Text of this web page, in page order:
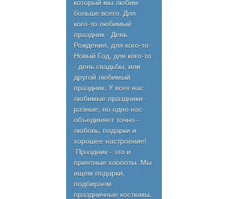
который мы любим
больше всего. Для
кого-то любимый
праздник - День
Рождения, для кого-то -
Новый Год, для кого-то
- день свадьбы, или
другой любимый
праздник. У всех нас
любимые праздники -
разные, но одно нас
объединяет точно -
любовь, подарки и
хорошее настроение!
Праздник - это и
приятные хлопоты. Мы
ищем подарки,
подбираем
праздничные костюмы,